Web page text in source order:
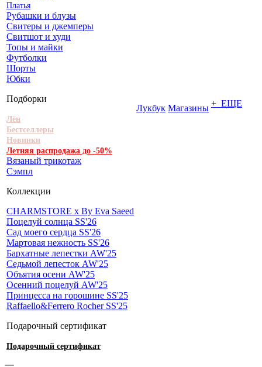
Платья
Рубашки и блузы
Свитеры и джемперы
Свитшот и худи
Топы и майки
Футболки
Шорты
Юбки
Подборки
Лён
Бестселлеры
Новинки
Летняя распродажа до -50%
Вязаный трикотаж
Сэмпл
Коллекции
CHARMSTORE х By Eva Saeed
Поцелуй солнца SS'26
Сад моего сердца SS'26
Мартовая нежность SS'26
Бархатные лепестки AW'25
Седьмой лепесток AW'25
Объятия осени AW'25
Осенний поцелуй AW'25
Принцесса на горошине SS'25
Raffaello&Ferrero Rocher SS'25
Подарочный сертификат
Подарочный сертификат
Лукбук Магазины + ЕЩЕ